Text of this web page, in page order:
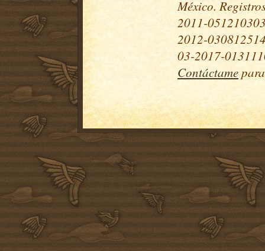
México.
2011-
2012-
03-2017-
Contáctame